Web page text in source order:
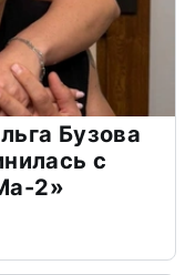
Бузова
с
2»